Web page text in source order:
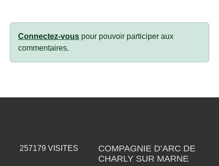
Connectez-vous pour pouvoir participer aux
commentaires.
257179 VISITES
COMPAGNIE D’ARC DE
CHARLY SUR MARNE